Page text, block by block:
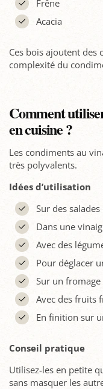
Frêne
Acacia
Ces bois ajoutent des
complexité du
Comment
en cuisine ?
Les condiments au
très polyvalents.
Idées d’utilisation
Sur des
Dans une
Avec des
Pour déglacer
Sur un
Avec des fruits
En finition sur
Conseil pratique
Utilisez-les en petite
sans masquer les